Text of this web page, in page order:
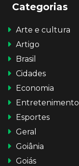
Categorias
Arte e cultura
Artigo
Brasil
Cidades
Economia
Entretenimento
Esportes
Geral
Goiânia
Goiás